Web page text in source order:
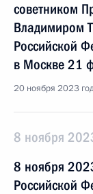
советником
Владимиром
Российской
в Москве 21
20 ноября 2023
8 ноября
8 ноября
Российской